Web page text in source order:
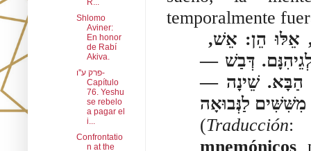
temporalmente
דְּבַשׁ —
הַבָּא. שֵׁינָה —
(Traducción:
mnemónicos
R...
Shlomo
Aviner:
En honor
de Rabí
Akiva.
פרק ע''ו-
Capítulo
76. Yeshu
se rebelo
a pagar el
i...
Confrontatio
n at the